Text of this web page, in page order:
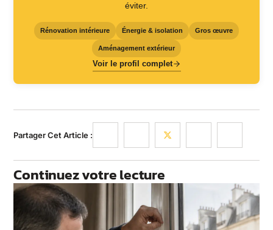
éviter.
Rénovation intérieure Énergie & isolation Gros œuvre
Aménagement extérieur
Voir le profil complet
Partager Cet Article :
Continuez votre lecture